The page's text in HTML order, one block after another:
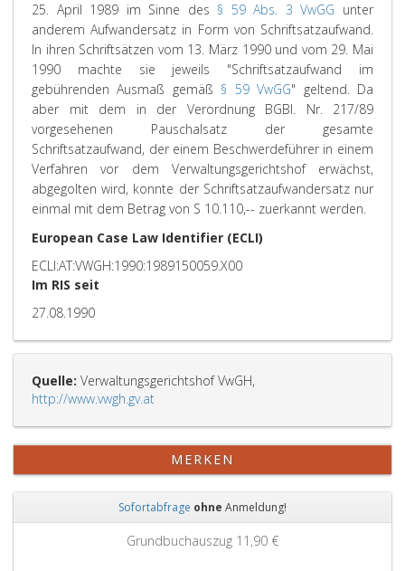
25. April 1989 im Sinne des § 59 Abs. 3 VwGG unter
anderem Aufwandersatz in Form von Schriftsatzaufwand.
In ihren Schriftsätzen vom 13. März 1990 und vom 29. Mai
1990 machte sie jeweils "Schriftsatzaufwand im
gebührenden Ausmaß gemäß § 59 VwGG" geltend. Da
aber mit dem in der Verordnung BGBl. Nr. 217/89
vorgesehenen Pauschalsatz der gesamte
Schriftsatzaufwand, der einem Beschwerdeführer in einem
Verfahren vor dem Verwaltungsgerichtshof erwächst,
abgegolten wird, konnte der Schriftsatzaufwandersatz nur
einmal mit dem Betrag von S 10.110,-- zuerkannt werden.
European Case Law Identifier (ECLI)
ECLI:AT:VWGH:1990:1989150059.X00
Im RIS seit
27.08.1990
Quelle: Verwaltungsgerichtshof VwGH,
http://www.vwgh.gv.at
MERKEN
Sofortabfrage ohne Anmeldung!
Grundbuchauszug 11,90 €